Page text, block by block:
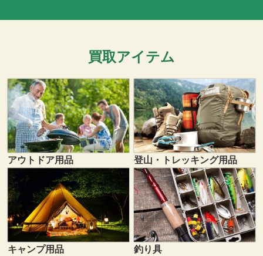
買取アイテム
アウトドア用品 登山・トレッキング用品
キャンプ用品 釣り具